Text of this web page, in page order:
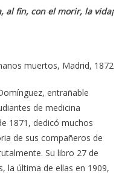
al fin, con el morir, la vida¡
muertos, Madrid, 1872
entrañable
de medicina
1871, dedicó muchos
de sus compañeros de
Su libro 27 de
la última de ellas en 1909,